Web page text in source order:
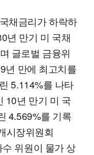
채금리가 하락하
년 만기 미 국채
글로벌 금융위
년 만에 최고치를
5.114%를 나타
10년 만기 미 국
4.569%를 기록
시장위원회
위원이 물가 상